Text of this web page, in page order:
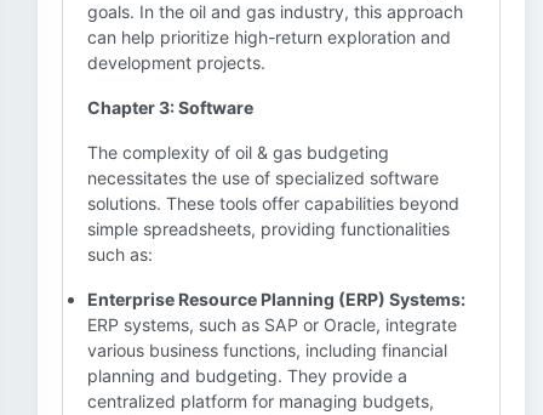
goals. In the oil and gas industry, this approach
can help prioritize high-return exploration and
development projects.
Chapter 3: Software
The complexity of oil & gas budgeting
necessitates the use of specialized software
solutions. These tools offer capabilities beyond
simple spreadsheets, providing functionalities
such as:
Enterprise Resource Planning (ERP) Systems:
ERP systems, such as SAP or Oracle, integrate
various business functions, including financial
planning and budgeting. They provide a
centralized platform for managing budgets,